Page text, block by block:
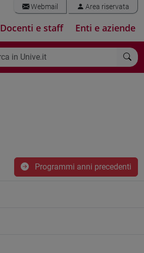
Webmail Area riservata
Docenti e staff Enti e aziende
Programmi anni precedenti